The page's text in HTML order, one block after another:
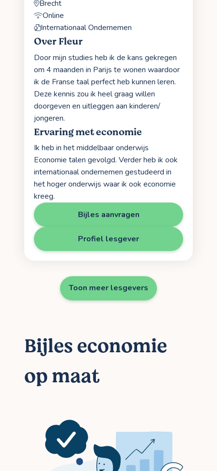
Brecht
Online
Internationaal Ondernemen
Over Fleur
Door mijn studies heb ik de kans gekregen
om 4 maanden in Parijs te wonen waardoor
ik de Franse taal perfect heb kunnen leren.
Deze kennis zou ik heel graag willen
doorgeven en uitleggen aan kinderen/
jongeren.
Ervaring met economie
Ik heb in het middelbaar onderwijs
Economie talen gevolgd. Verder heb ik ook
internationaal ondernemen gestudeerd in
het hoger onderwijs waar ik ook economie
kreeg.
Bijles aanvragen
Profiel lesgever
Toon meer lesgevers
Bijles economie
op maat